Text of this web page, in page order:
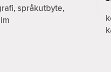
språkutbyte,